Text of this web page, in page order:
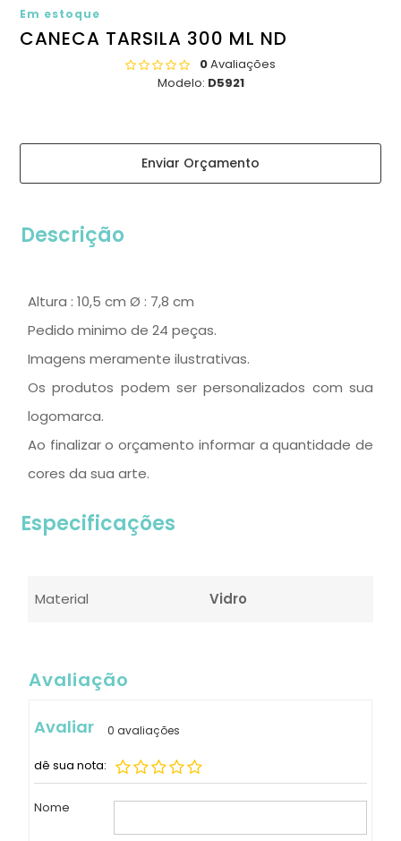
Em estoque
CANECA TARSILA 300 ML ND
0Avaliações
Modelo: D5921
Enviar Orçamento
Descrição
Altura : 10,5 cm Ø : 7,8 cm
Pedido minimo de 24 peças.
Imagens meramente ilustrativas.
Os produtos podem ser personalizados com sua
logomarca.
Ao finalizar o orçamento informar a quantidade de
cores da sua arte.
Especificações
Material Vidro
Avaliação
Avaliar 0avaliações
dê sua nota:
Nome